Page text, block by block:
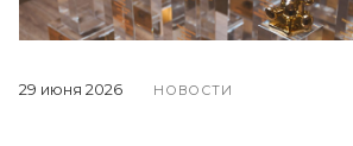
29 июня 2026 НОВОСТИ